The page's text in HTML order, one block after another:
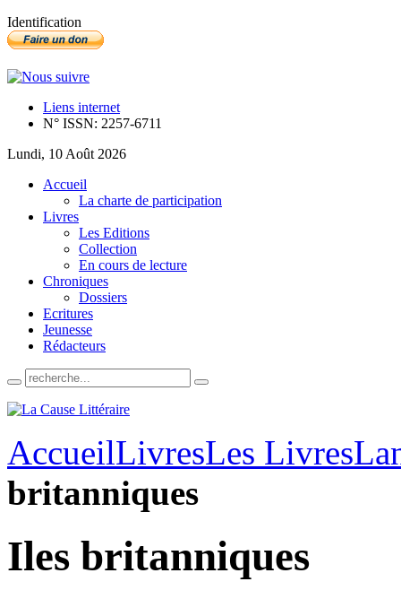
Identification
Liens internet
N° ISSN: 2257-6711
Lundi, 10 Août 2026
Accueil
La charte de participation
Livres
Les Editions
Collection
En cours de lecture
Chroniques
Dossiers
Ecritures
Jeunesse
Rédacteurs
AccueilLivresLes Livres
britanniques
Iles britanniques